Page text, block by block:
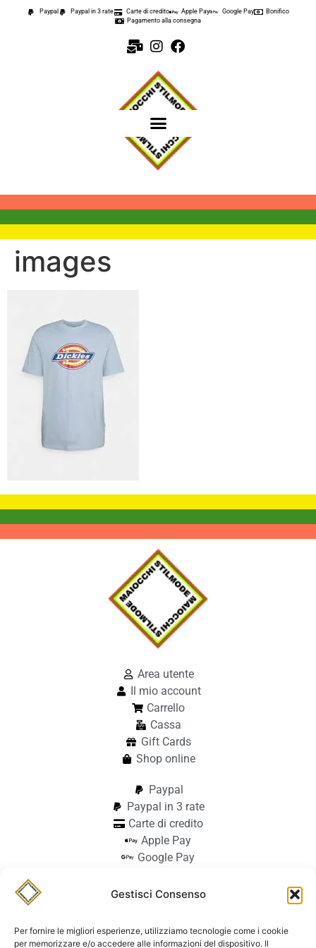
Gestisci Consenso
Per fornire le migliori esperienze, utilizziamo tecnologie come i cookie
per memorizzare e/o accedere alle informazioni del dispositivo. Il
contenuto
Paypal Paypal in 3 rate Carte di credito Apple Pay Google Pay
Bonifico
Pagamento alla consegna
images
Area utente
Il mio account
Carrello
Cassa
Gift Cards
Shop online
Paypal
Paypal in 3 rate
Carte di credito
Apple Pay
Google Pay
Pagamento alla consegna
StilmodeMaiocchi